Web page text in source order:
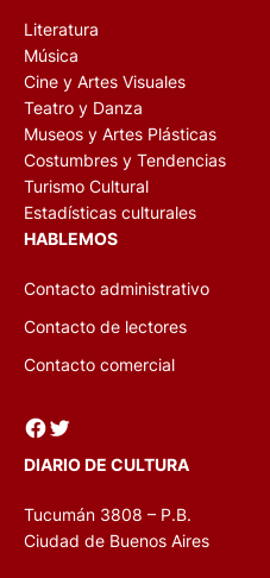
Literatura
Música
Cine y Artes Visuales
Teatro y Danza
Museos y Artes Plásticas
Costumbres y Tendencias
Turismo Cultural
Estadísticas culturales
HABLEMOS
Contacto administrativo
Contacto de lectores
Contacto comercial
Facebook Twitter
DIARIO DE CULTURA
Tucumán 3808 – P.B.
Ciudad de Buenos Aires